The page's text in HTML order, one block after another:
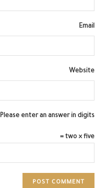
Email
Website
Please enter an answer in digits:
two × five =